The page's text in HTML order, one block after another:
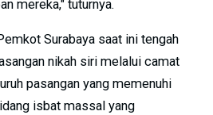
mereka," tuturnya.
Surabaya saat ini tengah
nikah siri melalui camat
pasangan yang memenuhi
isbat massal yang